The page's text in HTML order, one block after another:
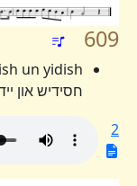
609
חסידיש און יידיש